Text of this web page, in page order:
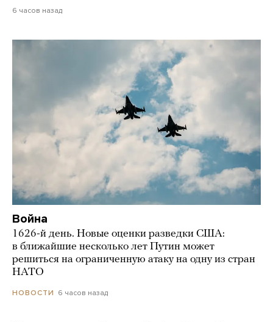
6 часов назад
Война
1626-й день. Новые оценки разведки США:
в ближайшие несколько лет Путин может
решиться на ограниченную атаку на одну из стран
НАТО
НОВОСТИ 6 часов назад